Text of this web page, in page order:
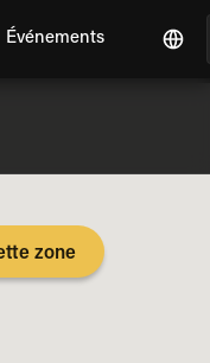
Événements
zone